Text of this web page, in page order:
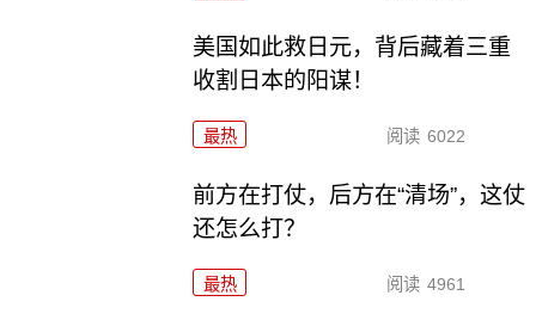
美国如此救日元，背后藏着三重
收割日本的阳谋！
最热 阅读 6022
前方在打仗，后方在“清场”，这仗
还怎么打？
最热 阅读 4961